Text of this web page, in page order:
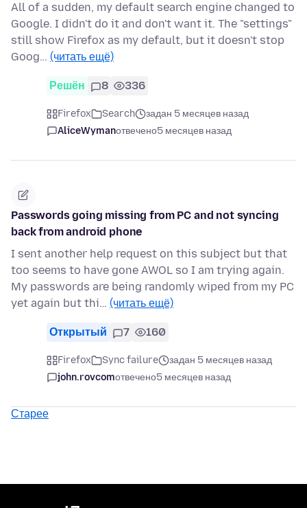
All of a sudden, my default search engine changed to
Google. I didn't do it and don't want it. The "settings"
still show Firefox as my default, but it doesn't stop
Goog… (читать ещё)
Решён 8 336
Firefox Search
задан 5 месяцев назад
AliceWymanотвечено5 месяцев назад
Passwords going missing from PC and not syncing
back from android phone
I sent another help request on this subject but that
too seems to have gone AWOL so I am trying again.
My passwords are being randomly wiped from my PC
yet again but thi… (читать ещё)
Открытый 7 160
Firefox Sync failure
задан 5 месяцев назад
john.rovcomотвечено5 месяцев назад
Старее